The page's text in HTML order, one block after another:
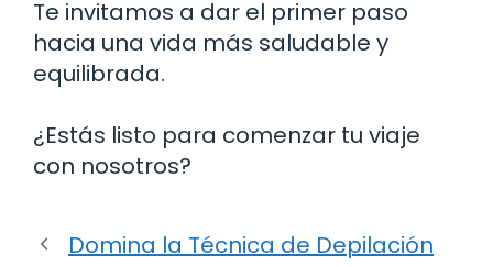
Te invitamos a dar el primer paso
hacia una vida más saludable y
equilibrada.
¿Estás listo para comenzar tu viaje
con nosotros?
Domina la Técnica de Depilación